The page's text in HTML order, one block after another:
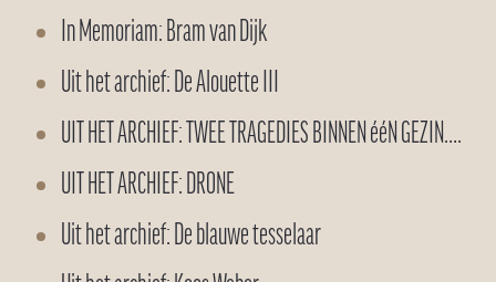
In Memoriam: Bram van Dijk
Uit het archief: De Alouette III
UIT HET ARCHIEF: TWEE TRAGEDIES BINNEN ééN GEZIN….
UIT HET ARCHIEF: DRONE
Uit het archief: De blauwe tesselaar